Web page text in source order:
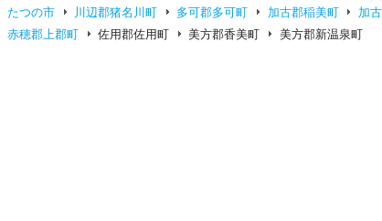
たつの市
川辺郡猪名川町 多可郡多可町 加古郡稲美町 加
赤穂郡上郡町
佐用郡佐用町 美方郡香美町 美方郡新温泉町